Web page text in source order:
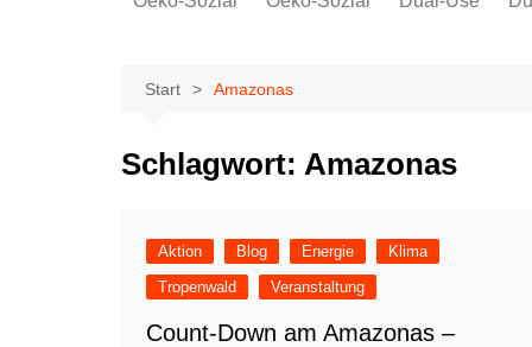
Arbeitsplätze
IG Metall
Arbeitsplätze
Start Amazonas
Schlagwort: Amazonas
Aktion Blog Energie
Klima
Tropenwald
Veranstaltung
Count-Down am Amazonas –